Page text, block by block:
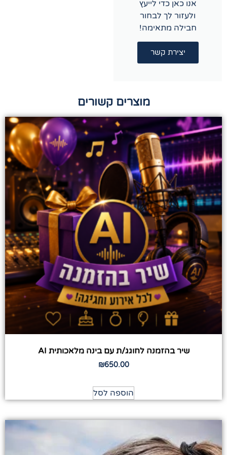
אנו כאן כדי לייעץ
ולעזור לך לבחור
חבילה מתאימה!
יצירת קשר
מוצרים קשורים
שיר בהזמנה לחוגג/ת עם בינה מלאכותית AI
₪650.00
הוספה לסל